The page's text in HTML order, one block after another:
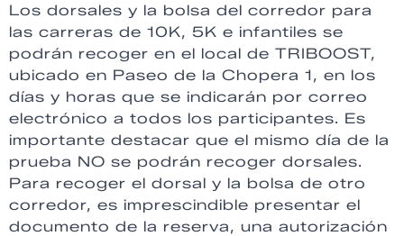
Los dorsales y la bolsa del corredor para
las carreras de 10K, 5K e infantiles se
podrán recoger en el local de TRIBOOST,
ubicado en Paseo de la Chopera 1, en los
días y horas que se indicarán por correo
electrónico a todos los participantes. Es
importante destacar que el mismo día de la
prueba NO se podrán recoger dorsales.
Para recoger el dorsal y la bolsa de otro
corredor, es imprescindible presentar el
documento de la reserva, una autorización